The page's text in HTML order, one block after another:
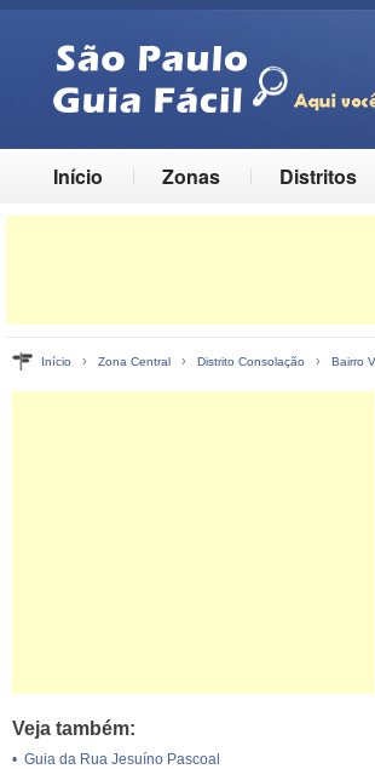
Início Zonas Distritos
Início › Zona Central › Distrito Consolação › Bairro
Veja também:
• Guia da Rua Jesuíno Pascoal